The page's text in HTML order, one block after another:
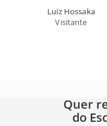
Luiz Hossaka
Visitante
Quer
do